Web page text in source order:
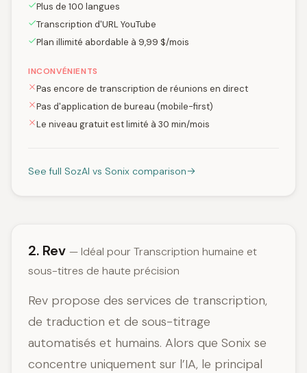
Plus de 100 langues
Transcription d'URL YouTube
Plan illimité abordable à 9,99 $/mois
INCONVÉNIENTS
Pas encore de transcription de réunions en direct
Pas d'application de bureau (mobile-first)
Le niveau gratuit est limité à 30 min/mois
See full SozAI vs Sonix comparison
2. Rev — Idéal pour Transcription humaine et
sous-titres de haute précision
Rev propose des services de transcription,
de traduction et de sous-titrage
automatisés et humains. Alors que Sonix se
concentre uniquement sur l’IA, le principal